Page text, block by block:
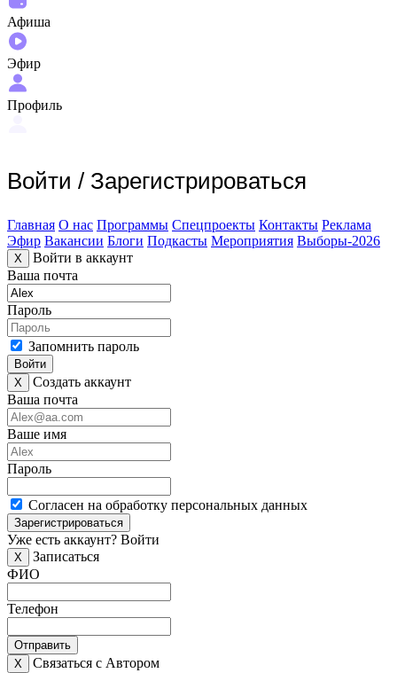
Афиша
Эфир
Профиль
Войти / Зарегистрироваться
Главная О нас Программы Спецпроекты Контакты Реклама
Эфир Вакансии Блоги Подкасты Мероприятия Выборы-2026
X
Войти в аккаунт
Ваша почта
Пароль
Запомнить пароль
Войти
X
Создать аккаунт
Ваша почта
Ваше имя
Пароль
Согласен на обработку персональных данных
Зарегистрироваться
Уже есть аккаунт? Войти
X
Записаться
ФИО
Телефон
Отправить
X
Связаться с Автором